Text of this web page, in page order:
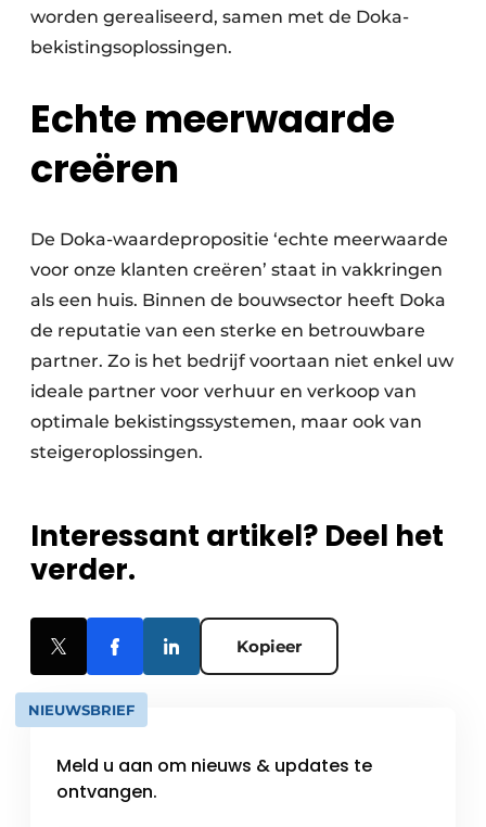
worden gerealiseerd, samen met de Doka-
bekistingsoplossingen.
Echte meerwaarde
creëren
De Doka-waardepropositie ‘echte meerwaarde
voor onze klanten creëren’ staat in vakkringen
als een huis. Binnen de bouwsector heeft Doka
de reputatie van een sterke en betrouwbare
partner. Zo is het bedrijf voortaan niet enkel uw
ideale partner voor verhuur en verkoop van
optimale bekistingssystemen, maar ook van
steigeroplossingen.
Interessant artikel? Deel het
verder.
Kopieer
NIEUWSBRIEF
Meld u aan om nieuws & updates te
ontvangen.